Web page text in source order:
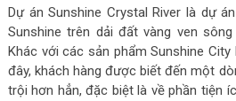
Dự án Sunshine Crystal River là dự
Sunshine trên dải đất vàng ven
Khác với các sản phẩm Sunshine City
đây, khách hàng được biết đến một
trội hơn hẳn, đặc biệt là về phần tiện